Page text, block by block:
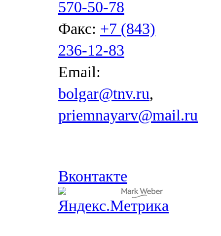
570-50-78
Факс: +7 (843)
236-12-83
Email:
bolgar@tnv.ru,
priemnayarv@mail.ru
Вконтакте